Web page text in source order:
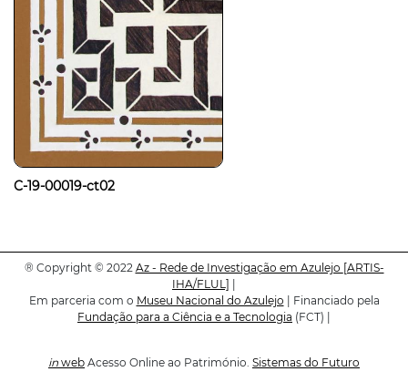
C-19-00019-ct02
® Copyright © 2022 Az - Rede de Investigação em Azulejo [ARTIS-
IHA/FLUL]
Em parceria com o Museu Nacional do Azulejo | Financiado pela
Fundação para a Ciência e a Tecnologia (FCT) |
in web Acesso Online ao Património. Sistemas do Futuro